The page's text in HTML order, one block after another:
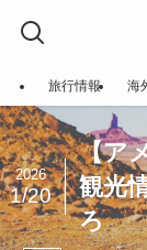
旅行情報 海
【ア
観光
ろ
2026
1/20